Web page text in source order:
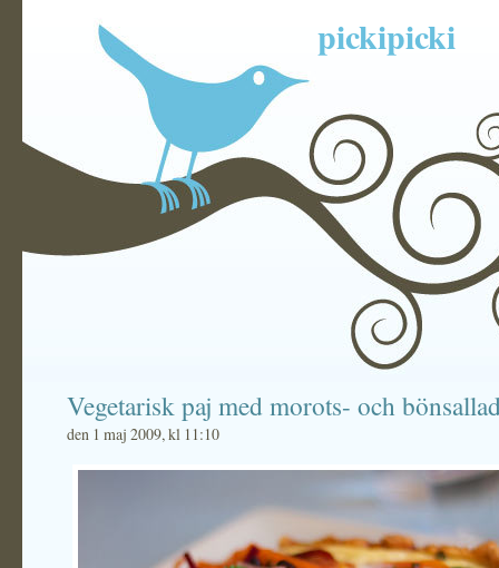
pickipicki
Vegetarisk paj med morots- och
den 1 maj 2009, kl 11:10